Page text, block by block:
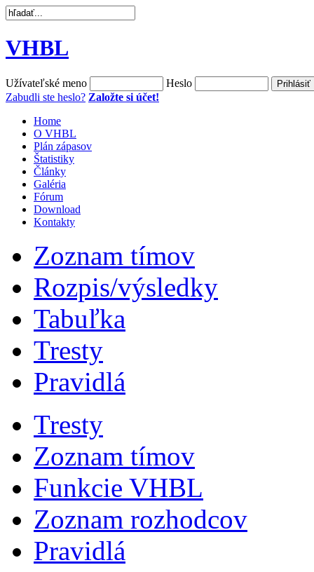
VHBL
Užívateľské meno
Heslo
Zabudli ste heslo? Založte si účet!
Home
O VHBL
Plán zápasov
Štatistiky
Články
Galéria
Fórum
Download
Kontakty
Zoznam tímov
Rozpis/výsledky
Tabuľka
Tresty
Pravidlá
Tresty
Zoznam tímov
Funkcie VHBL
Zoznam rozhodcov
Pravidlá